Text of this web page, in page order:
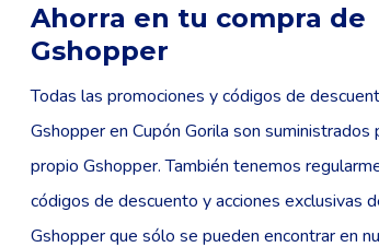
Ahorra en tu compra de
Gshopper
Todas las promociones y códigos de
Gshopper en Cupón Gorila son suministrados
propio Gshopper. También tenemos
códigos de descuento y acciones exclusivas
Gshopper que sólo se pueden encontrar en